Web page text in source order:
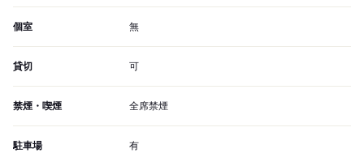
個室 無
貸切 可
禁煙・喫煙 全席禁煙
駐車場 有